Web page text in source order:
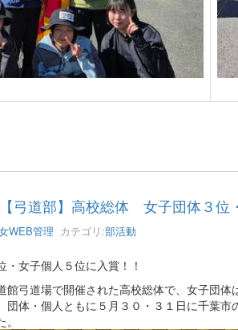
弓道部】高校総体 女子団体３位
WEB管理 カテゴリ:部活動
女子個人５位に入賞！！
館弓道場で開催された高校総体で、女子団
団体・個人ともに５月３０・３１日に千葉